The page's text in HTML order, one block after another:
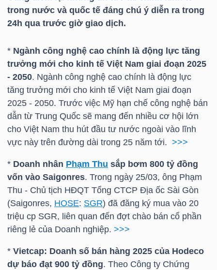
trong nước và quốc tế đáng chú ý diễn ra trong
24h qua trước giờ giao dịch.
* Ngành công nghệ cao chính là động lực tăng
trưởng mới cho kinh tế Việt Nam giai đoạn 2025
- 2050. Ngành công nghệ cao chính là động lực
tăng trưởng mới cho kinh tế Việt Nam giai đoạn
2025 - 2050. Trước việc Mỹ hạn chế công nghệ bán
dẫn từ Trung Quốc sẽ mang đến nhiều cơ hội lớn
cho Việt Nam thu hút đầu tư nước ngoài vào lĩnh
vực này trên đường dài trong 25 năm tới. >>>
* Doanh nhân Phạm Thu sắp bơm 800 tỷ đồng
vốn vào Saigonres. Trong ngày 25/03, ông Phạm
Thu - Chủ tịch HĐQT Tổng CTCP Địa ốc Sài Gòn
(Saigonres, HOSE: SGR) đã đăng ký mua vào 20
triệu cp SGR, liên quan đến đợt chào bán cổ phần
riêng lẻ của Doanh nghiệp. >>>
* Vietcap: Doanh số bán hàng 2025 của Hodeco
dự báo đạt 900 tỷ đồng. Theo Công ty Chứng
NGHIỆP
BẤT
ĐỘNG
TÀI
CHÍNH
HÀNG
HÓA
TẾ